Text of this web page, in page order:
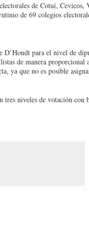
de Cotuí,
de 69 colegios
para el nivel de
de manera
ya que no es po­sible
niveles de votación con